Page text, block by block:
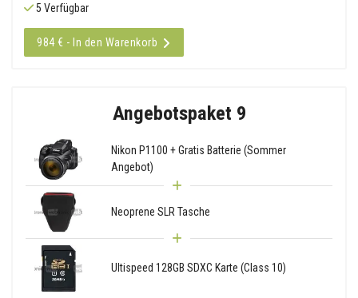
5 Verfügbar
984 € - In den Warenkorb
Angebotspaket 9
Nikon P1100 + Gratis Batterie (Sommer
Angebot)
Neoprene SLR Tasche
Ultispeed 128GB SDXC Karte (Class 10)